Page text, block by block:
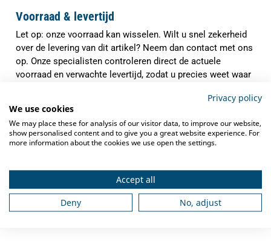
Voorraad & levertijd
Let op: onze voorraad kan wisselen. Wilt u snel zekerheid
over de levering van dit artikel? Neem dan contact met ons
op. Onze specialisten controleren direct de actuele
voorraad en verwachte levertijd, zodat u precies weet waar
✓ Indien op voorraad binnen
verzonden
✓ Gratis verzendingvanaf €250,-
✓
✓ Ook na aankoop bieden weservice en
ondersteuning
Privacy policy
We use cookies
We may place these for analysis of our visitor data, to improve our website,
show personalised content and to give you a great website experience. For
more information about the cookies we use open the settings.
Accept all
Deny
No, adjust